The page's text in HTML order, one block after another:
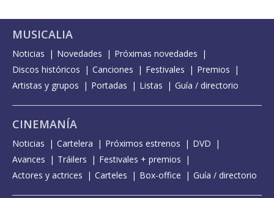
MUSICALIA
Noticias Novedades
Próximas novedades
Discos históricos
Canciones Festivales
Premios
Artistas y grupos
Portadas Listas Guía / directorio
CINEMANÍA
Noticias Cartelera Próximos estrenos
DVD
Avances
Tráilers
Festivales + premios
Actores y actrices
Carteles Box-office Guía / directorio